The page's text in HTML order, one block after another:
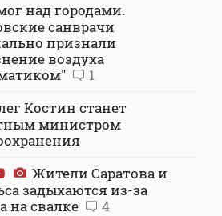
над городами.
санврачи
признали
воздуха
1
Костин станет
министром
Жители Саратова и
задыхаются из-за
на свалке
4